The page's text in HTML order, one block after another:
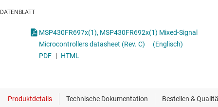
DATENBLATT
MSP430FR697x(1), MSP430FR692x(1) Mixed-Signal
Microcontrollers datasheet (Rev. C)
(Englisch)
PDF | HTML